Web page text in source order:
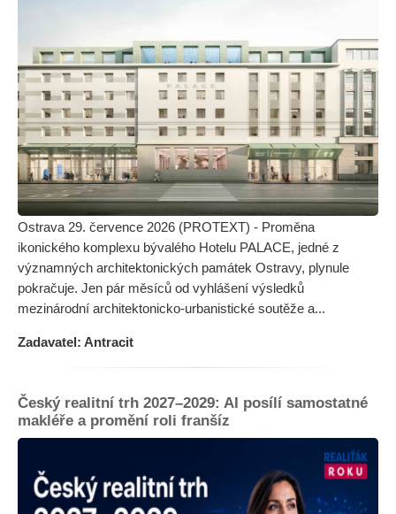
Ostrava 29. července 2026 (PROTEXT) - Proměna
ikonického komplexu bývalého Hotelu PALACE, jedné z
významných architektonických památek Ostravy, plynule
pokračuje. Jen pár měsíců od vyhlášení výsledků
mezinárodní architektonicko-urbanistické soutěže a...
Zadavatel: Antracit
Český realitní trh 2027–2029: AI posílí samostatné
makléře a promění roli franšíz